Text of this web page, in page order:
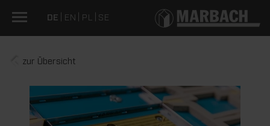
DE EN PL SE
zur Übersicht